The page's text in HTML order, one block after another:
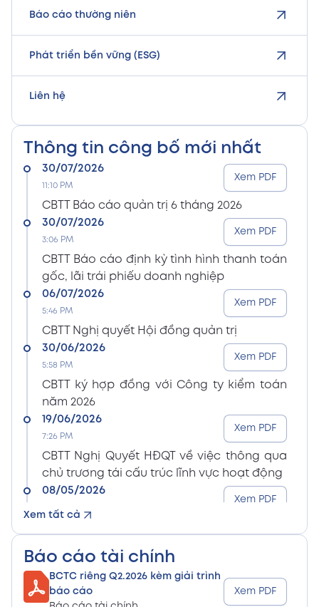
Báo cáo thường niên
Phát triển bền vững (ESG)
Liên hệ
Thông tin công bố mới nhất
Xem tất cả
30/07/2026
11:10 PM
CBTT Báo cáo quản trị 6 tháng 2026
Xem PDF
30/07/2026
3:06 PM
CBTT Báo cáo định kỳ tình hình thanh toán
gốc, lãi trái phiếu doanh nghiệp
Xem PDF
06/07/2026
5:46 PM
CBTT Nghị quyết Hội đồng quản trị
Xem PDF
30/06/2026
5:58 PM
CBTT ký hợp đồng với Công ty kiểm toán
năm 2026
Xem PDF
19/06/2026
7:26 PM
CBTT Nghị Quyết HĐQT về việc thông qua
chủ trương tái cấu trúc lĩnh vực hoạt động
Xem PDF
08/05/2026
8:15 PM
Xem PDF
8:15 PM
CBTT Điều lệ Công ty sửa đổi bổ sung (Vn)
08/05/2026
Báo cáo tài chính
BCTC riêng Q2.2026 kèm giải trình
báo cáo
Xem PDF